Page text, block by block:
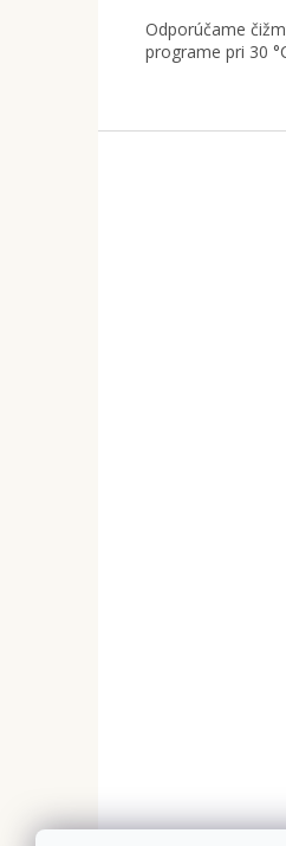
Odporúčame
programe pri 30